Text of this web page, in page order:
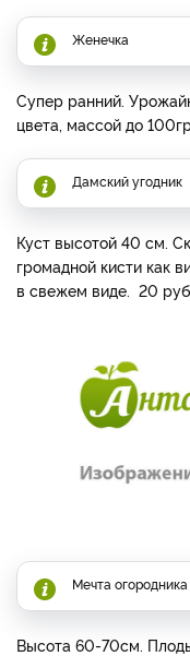
Женечка
Супер ранний.
цвета, массой до
Дамский угодник
Куст высотой 40 см.
громадной кисти как
в свежем виде. 20
Мечта огородника
Высота 60-70см.